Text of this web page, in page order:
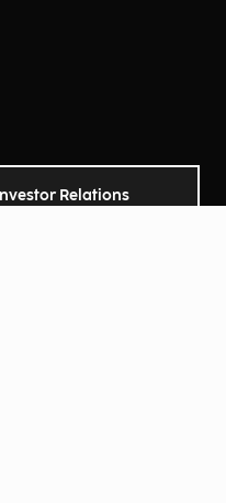
Relations